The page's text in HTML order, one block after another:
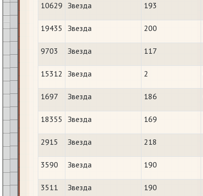
10629 Звезда 193
19435 Звезда 200
9703 Звезда 117
15312 Звезда 2
1697 Звезда 186
18355 Звезда 169
2915 Звезда 218
3590 Звезда 190
3511 Звезда 190